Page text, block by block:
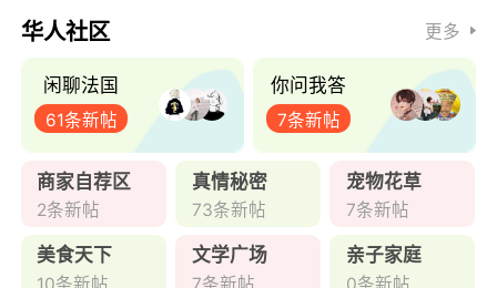
华人社区 更多
闲聊法国
61条新帖
你问我答
7条新帖
商家自荐区
2条新帖
真情秘密
73条新帖
宠物花草
7条新帖
美食天下 文学广场 亲子家庭